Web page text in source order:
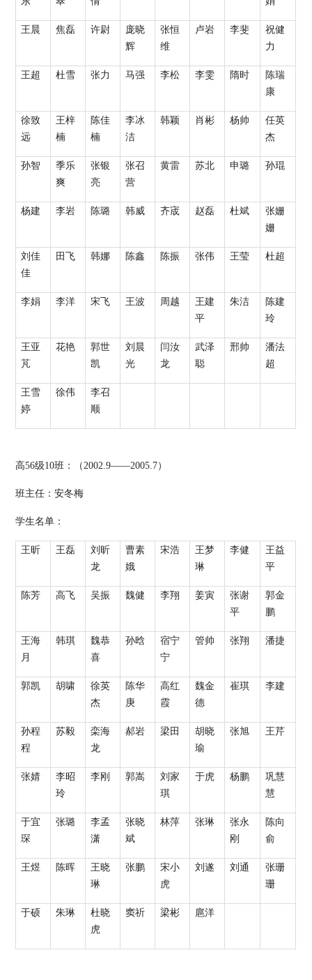
王晨 焦磊 许尉
庞晓
辉
张恒
维
卢岩 李斐
祝健
力
王超 杜雪 张力 马强 李松 李雯 隋时
陈瑞
康
徐致
远
王梓
楠
陈佳
楠
李冰
洁
韩颖 肖彬 杨帅
任英
杰
孙智
季乐
爽
张银
亮
张召
营
黄雷 苏北 申璐 孙琨
杨建 李岩 陈璐 韩威 齐宬 赵磊 杜斌
张姗
姗
刘佳
佳
田飞 韩娜 陈鑫 陈振 张伟 王莹 杜超
李娟 李洋 宋飞 王波 周越
王建
平
朱洁
陈建
玲
王亚
芃
花艳
郭世
凯
刘晨
光
闫汝
龙
武泽
聪
邢帅
潘法
超
王雪
婷
徐伟
李召
顺
高56级10班：（2002.9——2005.7）
班主任：安冬梅
学生名单：
王昕 王磊
刘昕
龙
曹素
娥
宋浩
王梦
琳
李健
王益
平
陈芳 高飞 吴振 魏健 李翔 姜寅
张谢
平
郭金
鹏
王海
月
韩琪
魏恭
喜
孙晗
宿宁
宁
管帅 张翔 潘捷
郭凯 胡啸
徐英
杰
陈华
庚
高红
霞
魏金
德
崔琪 李建
孙程
程
苏毅
栾海
龙
郝岩 梁田
胡晓
瑜
张旭 王芹
张婧
李昭
玲
李刚 郭嵩
刘家
琪
于虎 杨鹏
巩慧
慧
于宜
琛
张璐
李孟
潇
张晓
斌
林萍 张琳
张永
刚
陈向
俞
王煜 陈晖
王晓
琳
张鹏
宋小
虎
刘遂 刘通
张珊
珊
于硕 朱琳
杜晓
虎
窦祈 梁彬 扈洋